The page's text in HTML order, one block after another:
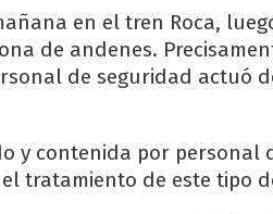
en el tren Roca,
de andenes.
de seguridad actuó
y contenida por personal
tratamiento de este tipo